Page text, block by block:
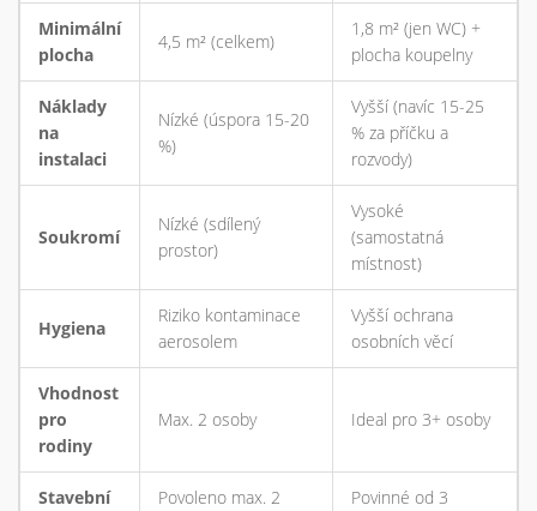
Minimální
plocha
4,5 m² (celkem)
1,8 m² (jen WC) +
plocha koupelny
Náklady
na
instalaci
Nízké (úspora 15-20
%)
Vyšší (navíc 15-25
% za příčku a
rozvody)
Soukromí
Nízké (sdílený
prostor)
Vysoké
(samostatná
místnost)
Hygiena
Riziko kontaminace
aerosolem
Vyšší ochrana
osobních věcí
Vhodnost
pro
rodiny
Max. 2 osoby Ideal pro 3+ osoby
Stavební
Povoleno max. 2
Povinné od 3